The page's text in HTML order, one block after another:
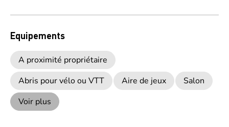
Equipements
A proximité propriétaire
Abris pour vélo ou VTT
Aire de jeux
Salon
Voir plus